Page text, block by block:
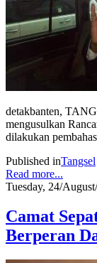
detakbanten,
mengusulkan
dilakukan
Published inTangsel
Read more...
Tuesday, 24/
Camat
Berperan